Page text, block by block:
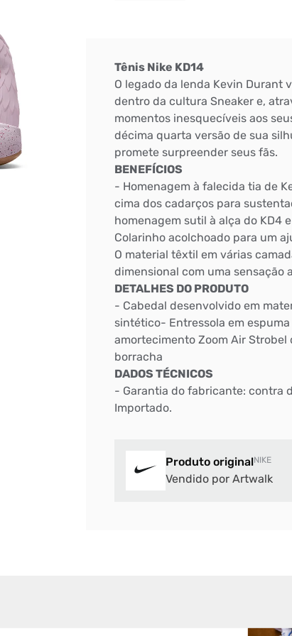
Tênis Nike KD14
O legado da lenda Kevin Durant
dentro da cultura Sneaker e,
momentos inesquecíveis aos
décima quarta versão de sua
promete surpreender seus fãs.
BENEFÍCIOS
- Homenagem à falecida tia de
cima dos cadarços para
homenagem sutil à alça do KD4
Colarinho acolchoado para um
O material têxtil em várias
dimensional com uma sensação
DETALHES DO PRODUTO
- Cabedal desenvolvido em
sintético- Entressola em
amortecimento Zoom Air
borracha
DADOS TÉCNICOS
- Garantia do fabricante: contra
Importado.
Produto originalNIKE
Vendido por Artwalk